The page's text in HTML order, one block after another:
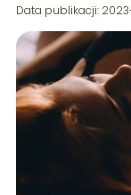
Data publikacji: